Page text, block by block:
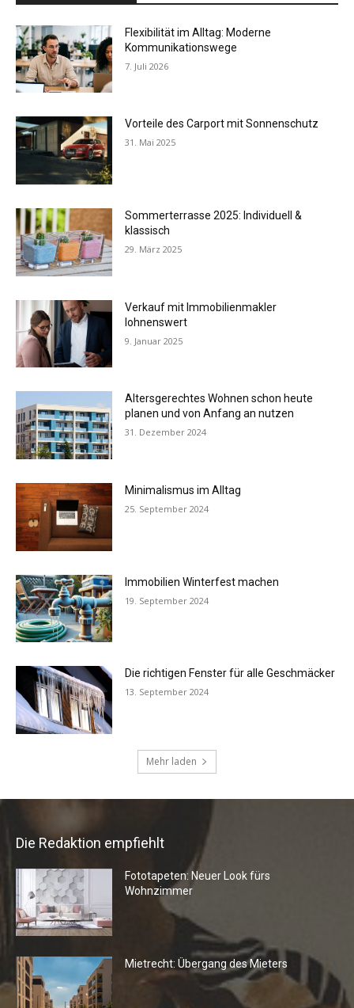
Die Redaktion empfiehlt
Fototapeten: Neuer Look fürs
Wohnzimmer
Mietrecht: Übergang des Mieters